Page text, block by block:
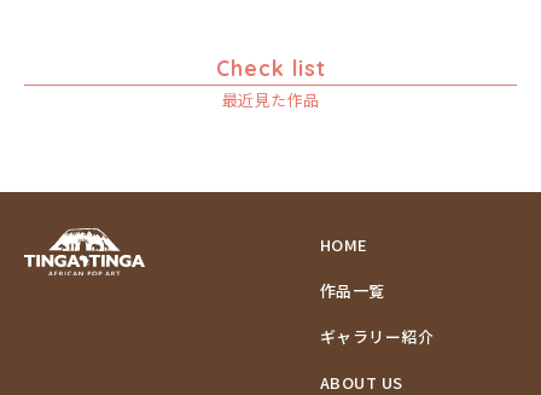
Check list
最近見た作品
HOME
作品一覧
ギャラリー紹介
ABOUT US